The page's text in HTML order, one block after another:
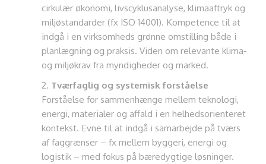
cirkulær økonomi, livscyklusanalyse, klimaaftryk og
miljøstandarder (fx ISO 14001). Kompetence til at
indgå i en virksomheds grønne omstilling både i
planlægning og praksis. Viden om relevante klima-
og miljøkrav fra myndigheder og marked.
Tværfaglig og systemisk forståelse
Forståelse for sammenhænge mellem teknologi,
energi, materialer og affald i en helhedsorienteret
kontekst. Evne til at indgå i samarbejde på tværs
af faggrænser – fx mellem byggeri, energi og
logistik – med fokus på bæredygtige løsninger.